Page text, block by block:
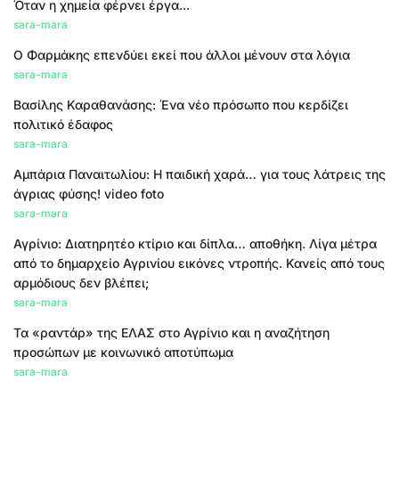
Όταν η χημεία φέρνει έργα...
sara-mara
Ο Φαρμάκης επενδύει εκεί που άλλοι μένουν στα λόγια
sara-mara
Βασίλης Καραθανάσης: Ένα νέο πρόσωπο που κερδίζει
πολιτικό έδαφος
sara-mara
Αμπάρια Παναιτωλίου: Η παιδική χαρά… για τους λάτρεις της
άγριας φύσης! video foto
sara-mara
Αγρίνιο: Διατηρητέο κτίριο και δίπλα… αποθήκη. Λίγα μέτρα
από το δημαρχείο Αγρινίου εικόνες ντροπής. Κανείς από τους
αρμόδιους δεν βλέπει;
sara-mara
Τα «ραντάρ» της ΕΛΑΣ στο Αγρίνιο και η αναζήτηση
προσώπων με κοινωνικό αποτύπωμα
sara-mara